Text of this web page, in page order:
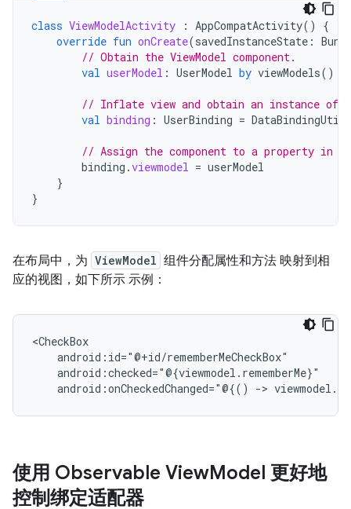
class ViewModelActivity : AppCompatActivity()
{
override fun onCreate(savedInstanceState :
// Obtain the ViewModel component.
val userModel : UserModel by viewModels()
// Inflate view and obtain an instance of
val binding : UserBinding = DataBindingUtil
// Assign the component to a property in
binding .viewmodel = userModel
}
}
在布局中，为 ViewModel 组件分配属性和方法 映射到相
应的视图，如下所示 示例：
android:onCheckedChanged="@{()
->
使用 Observable ViewModel 更好地
控制绑定适配器